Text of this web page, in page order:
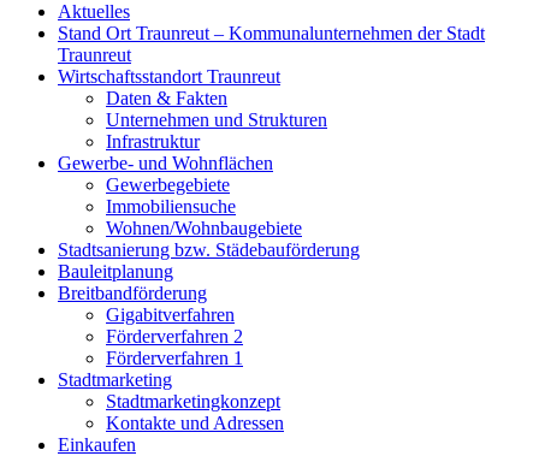
Aktuelles
Stand Ort Traunreut – Kommunalunternehmen der Stadt
Traunreut
Wirtschaftsstandort Traunreut
Daten & Fakten
Unternehmen und Strukturen
Infrastruktur
Gewerbe- und Wohnflächen
Gewerbegebiete
Immobiliensuche
Wohnen/Wohnbaugebiete
Stadtsanierung bzw. Städebauförderung
Bauleitplanung
Breitbandförderung
Gigabitverfahren
Förderverfahren 2
Förderverfahren 1
Stadtmarketing
Stadtmarketingkonzept
Kontakte und Adressen
Einkaufen